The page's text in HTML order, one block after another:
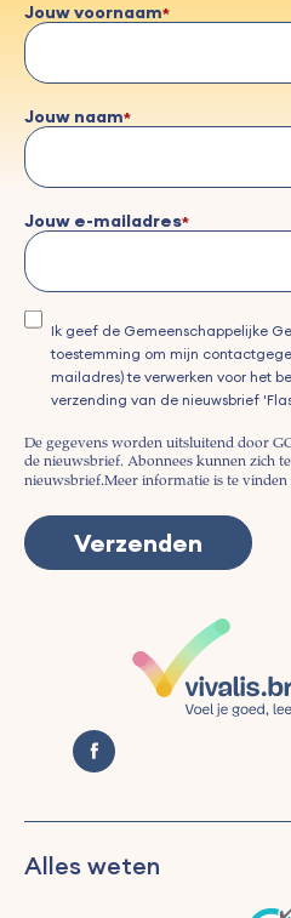
Jouw voornaam
Jouw naam
Jouw e-mailadres
Ik geef de Gemeenschappelijke
toestemming om mijn
mailadres) te verwerken voor het
verzending van de nieuwsbrief
De gegevens worden uitsluitend door
de nieuwsbrief. Abonnees kunnen zich
nieuwsbrief.Meer informatie is te vinden
Alles weten